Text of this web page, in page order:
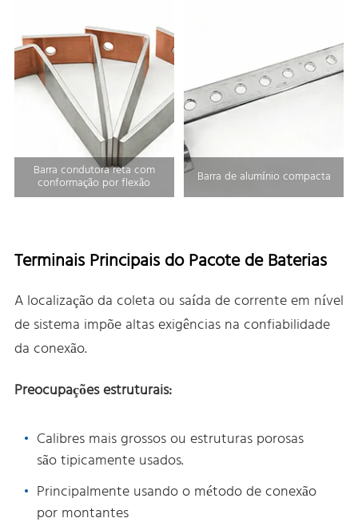
Barra condutora reta com
conformação por flexão Barra de alumínio compacta
Terminais Principais do Pacote de Baterias
A localização da coleta ou saída de corrente em nível
de sistema impõe altas exigências na confiabilidade
da conexão.
Preocupações estruturais:
Calibres mais grossos ou estruturas porosas
são tipicamente usados.
Principalmente usando o método de conexão
por montantes